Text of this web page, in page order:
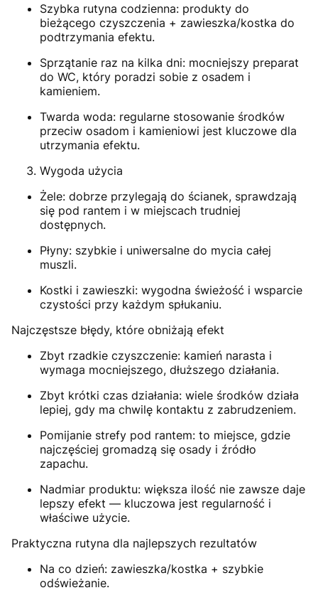
Szybka rutyna codzienna: produkty do
bieżącego czyszczenia + zawieszka/kostka do
podtrzymania efektu.
Sprzątanie raz na kilka dni: mocniejszy preparat
do WC, który poradzi sobie z osadem i
kamieniem.
Twarda woda: regularne stosowanie środków
przeciw osadom i kamieniowi jest kluczowe dla
utrzymania efektu.
Wygoda użycia
Żele: dobrze przylegają do ścianek, sprawdzają
się pod rantem i w miejscach trudniej
dostępnych.
Płyny: szybkie i uniwersalne do mycia całej
muszli.
Kostki i zawieszki: wygodna świeżość i wsparcie
czystości przy każdym spłukaniu.
Najczęstsze błędy, które obniżają efekt
Zbyt rzadkie czyszczenie: kamień narasta i
wymaga mocniejszego, dłuższego działania.
Zbyt krótki czas działania: wiele środków działa
lepiej, gdy ma chwilę kontaktu z zabrudzeniem.
Pomijanie strefy pod rantem: to miejsce, gdzie
najczęściej gromadzą się osady i źródło
zapachu.
Nadmiar produktu: większa ilość nie zawsze daje
lepszy efekt — kluczowa jest regularność i
właściwe użycie.
Praktyczna rutyna dla najlepszych rezultatów
Na co dzień: zawieszka/kostka + szybkie
odświeżanie.